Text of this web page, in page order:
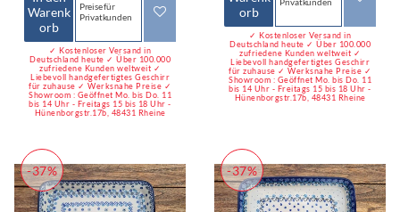
Warenk
orb
Preise für
Privatkunden
✓ Kostenloser Versand in
Deutschland heute ✓ Über 100.000
zufriedene Kunden weltweit ✓
Liebevoll handgefertigtes Geschirr
für zuhause ✓ Werksnahe Preise ✓
Showroom : Geöffnet Mo. bis Do. 11
bis 14 Uhr - Freitags 15 bis 18 Uhr -
Hünenborgstr.17b, 48431 Rheine
orb
Privatkunden
✓ Kostenloser Versand in
Deutschland heute ✓ Über 100.000
zufriedene Kunden weltweit ✓
Liebevoll handgefertigtes Geschirr
für zuhause ✓ Werksnahe Preise ✓
Showroom : Geöffnet Mo. bis Do. 11
bis 14 Uhr - Freitags 15 bis 18 Uhr -
Hünenborgstr.17b, 48431 Rheine
-37% -37%